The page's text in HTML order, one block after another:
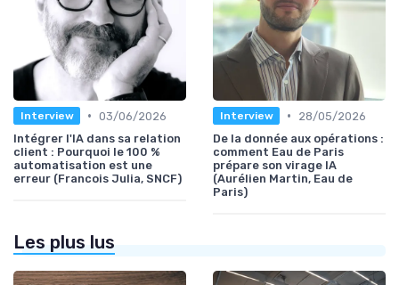
Interview • 03/06/2026
Intégrer l'IA dans sa relation
client : Pourquoi le 100 %
automatisation est une
erreur (Francois Julia, SNCF)
Interview •
28/05/2026
De la donnée aux opérations :
comment Eau de Paris
prépare son virage IA
(Aurélien Martin, Eau de
Paris)
Les plus lus